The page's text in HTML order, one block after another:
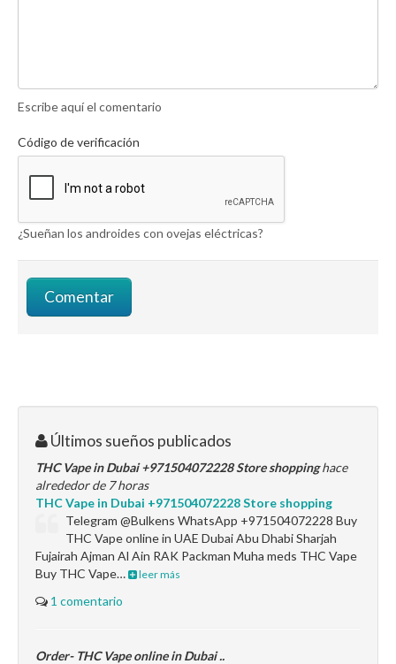
Escribe aquí el comentario
Código de verificación
¿Sueñan los androides con ovejas eléctricas?
Últimos sueños publicados
THC Vape in Dubai +971504072228 Store shoppinghace
alrededor de 7 horas
THC Vape in Dubai +971504072228 Store shopping
Telegram @Bulkens WhatsApp +971504072228 Buy
THC Vape online in UAE Dubai Abu Dhabi Sharjah
Fujairah Ajman Al Ain RAK Packman Muha meds THC Vape
Buy THC Vape…
leer más
1 comentario
Order- THC Vape online in Dubai ..